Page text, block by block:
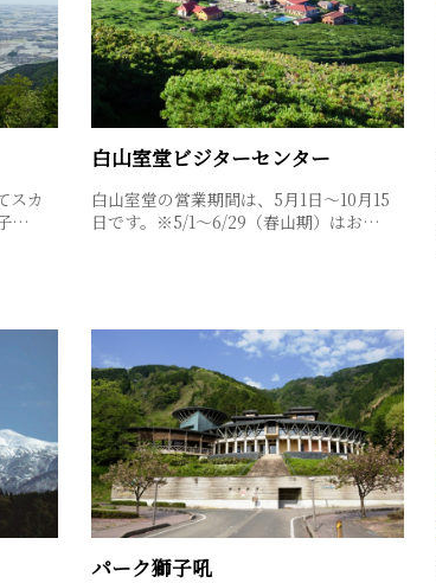
スカ
…
白山室堂ビジターセンター
白山室堂の営業期間は、5月1日～10月15
日です。※5/1～6/29（春山期）はお…
パーク獅子吼